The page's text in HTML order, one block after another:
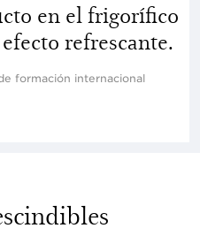
en el frigorífico
refrescante.
formación internacional